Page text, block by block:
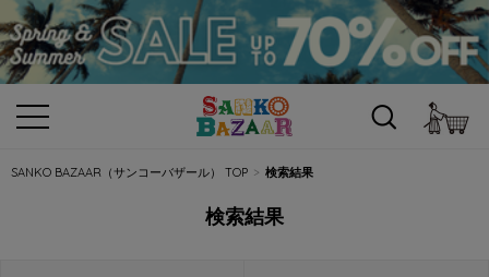
SANKO BAZAAR（サンコーバザール） TOP 検索結果
検索結果